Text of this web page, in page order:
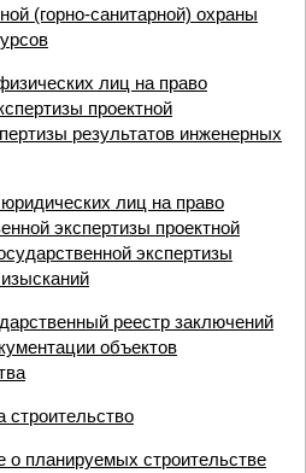
(горно-санитарной) охраны
лиц на право
проектной
результатов инженерных
лиц на право
экспертизы проектной
экспертизы
реестр заключений
объектов
строительство
о планируемых строительстве